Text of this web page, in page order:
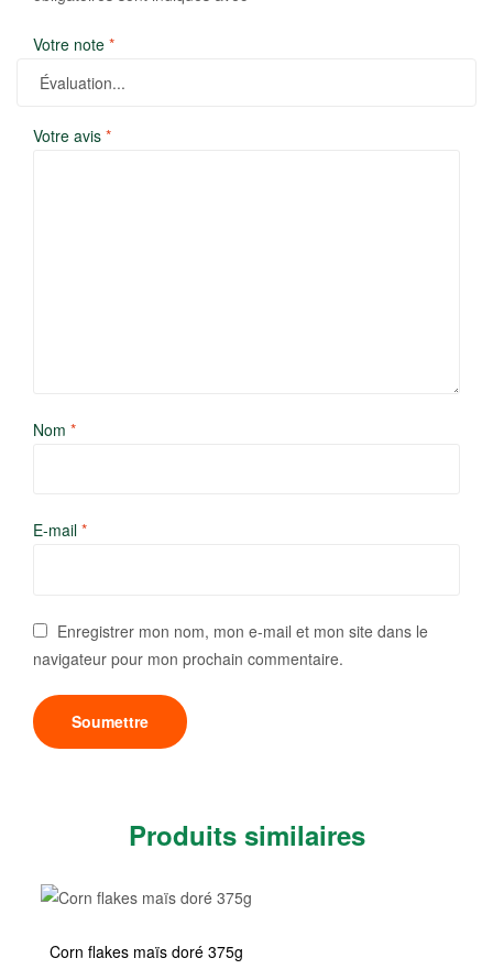
Votre note *
Votre avis *
Nom *
E-mail *
Enregistrer mon nom, mon e-mail et mon site dans le
navigateur pour mon prochain commentaire.
Produits similaires
Corn flakes maïs doré 375g